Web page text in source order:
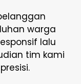
warga
lalu
tim kami